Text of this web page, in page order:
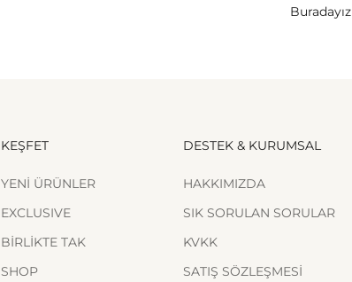
Buradayız
KEŞFET
YENİ ÜRÜNLER
EXCLUSIVE
BİRLİKTE TAK
SHOP
DESTEK & KURUMSAL
HAKKIMIZDA
SIK SORULAN SORULAR
KVKK
SATIŞ SÖZLEŞMESİ